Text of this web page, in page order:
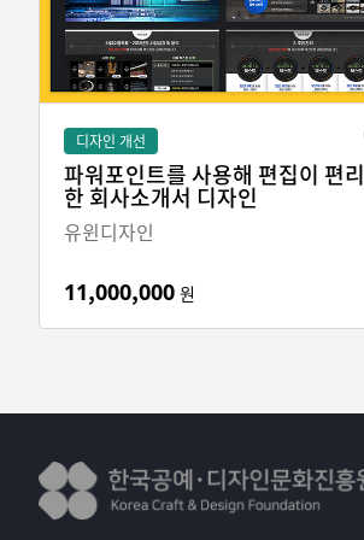
디자인 개선
파워포인트를 사용해 편집이 편리
한 회사소개서 디자인
유윈디자인
11,000,000 원